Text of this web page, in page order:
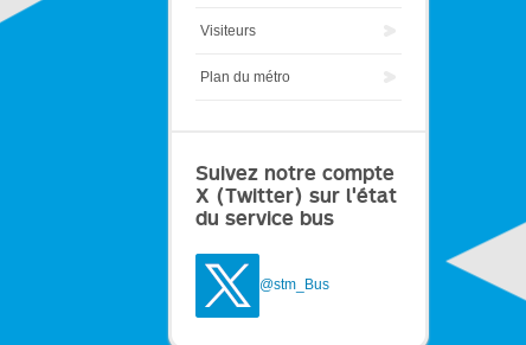
Visiteurs
Plan du métro
Suivez notre compte
X (Twitter) sur l'état
du service bus
@stm_Bus